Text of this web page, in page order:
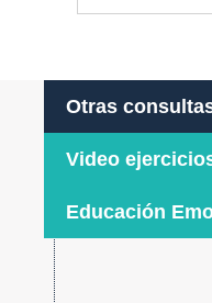
Otras
Video
Educación